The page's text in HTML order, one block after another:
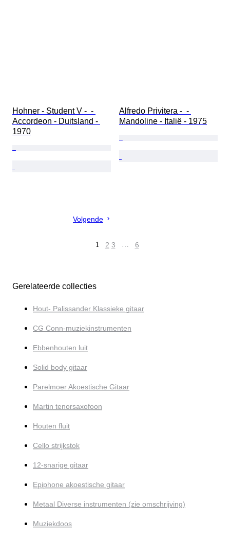
Hohner - Student V -  -
Accordeon - Duitsland -
1970
Alfredo Privitera -  -
Mandoline - Italië - 1975
Volgende
1 2 3 … 6
Gerelateerde collecties
Hout- Palissander Klassieke gitaar
CG Conn-muziekinstrumenten
Ebbenhouten luit
Solid body gitaar
Parelmoer Akoestische Gitaar
Martin tenorsaxofoon
Houten fluit
Cello strijkstok
12-snarige gitaar
Epiphone akoestische gitaar
Metaal Diverse instrumenten (zie omschrijving)
Muziekdoos